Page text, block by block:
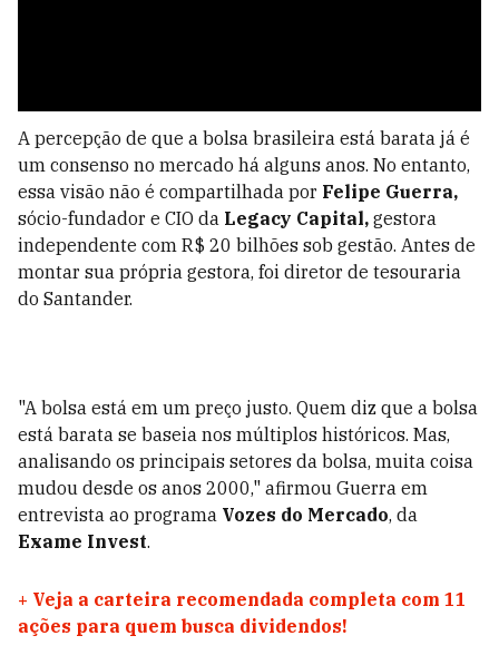
A percepção de que a bolsa brasileira está barata já é
um consenso no mercado há alguns anos. No entanto,
essa visão não é compartilhada por Felipe Guerra,
sócio-fundador e CIO da Legacy Capital, gestora
independente com R$ 20 bilhões sob gestão. Antes de
montar sua própria gestora, foi diretor de tesouraria
do Santander.
"A bolsa está em um preço justo. Quem diz que a bolsa
está barata se baseia nos múltiplos históricos. Mas,
analisando os principais setores da bolsa, muita coisa
mudou desde os anos 2000," afirmou Guerra em
entrevista ao programa Vozes do Mercado, da
Exame Invest.
+ Veja a carteira recomendada completa com 11
ações para quem busca dividendos!